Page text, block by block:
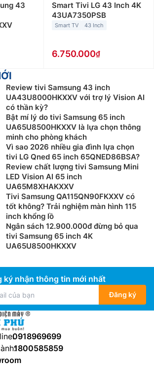
43
Smart Tivi LG 43 Inch 4K
43UA7350PSB
Smart TV 43 Inch
6.750.000
Review tivi Samsung 43 inch
UA43U8000HKXXV với trợ lý Vision AI
có thần kỳ?
Bật mí lý do tivi Samsung 65 inch
UA65U8500HKXXV là lựa chọn thông
minh cho phòng khách
Vì sao 2026 nhiều gia đình lựa chọn
tivi LG Qned 65 inch 65QNED86BSA?
Review chất lượng tivi Samsung Mini
LED Vision AI 65 inch
UA65M8XHAKXXV
Tivi Samsung QA115QN90FKXXV có
tốt không? Trải nghiệm màn hình 115
inch khổng lồ
Ngân sách 12.900.000đ đừng bỏ qua
tivi Samsung 65 inch 4K
UA65U8500HKXXV
ký nhận thông tin mới nhất
Đăng ký
0918969699
1800585859